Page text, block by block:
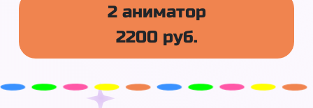
2 аниматор
2200 руб.